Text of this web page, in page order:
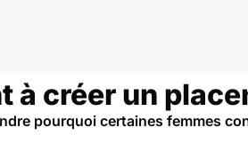
à créer un
pourquoi certaines femmes